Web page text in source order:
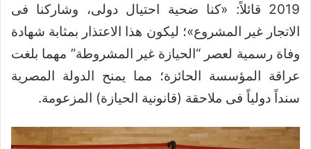
2019 قائلاً: «كنا ضحية احتيال دولى، وشاركنا فى
الاتجار غير المشروع»؛ ليكون هذا الاعتذار بمثابة شهادة
وفاة رسمية لعصر “الحيازة غير المشروطة” مهما بلغت
عراقة المؤسسة الحائزة؛ مما يمنح الدولة المصرية
سنداً دولياً فى ملاحقة (قانونية الحيازة) المزعومة.